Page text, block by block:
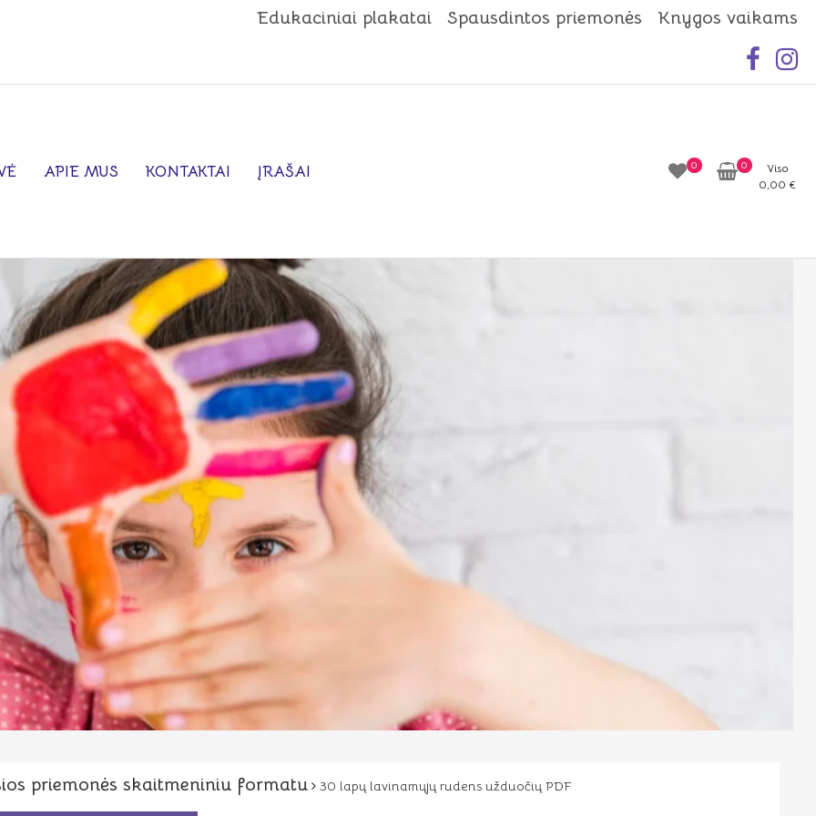
Edukaciniai plakatai Spausdintos priemonės Knygos vaikams
APIE MUS KONTAKTAI ĮRAŠAI 0 0
Viso
0,00 €
priemonės skaitmeniniu formatu 30 lapų lavinamųjų rudens užduočių PDF